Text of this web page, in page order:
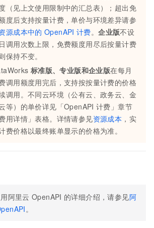
（见上文使用限制中的汇总表）；超出免
度后支持按量计费，单价与环境差异请参
源成本中的 OpenAPI 计费。企业版不设
调用次数上限，免费额度用尽后按量计费
保持不变。
标准版、专业版和企业版在每月
调用额度用完后，支持按按量计费的价格
调用。 不同云环境（公有云、政务云、金
等）的单价详见「OpenAPI 计费」章节
费用详情」表格。 详情请参见资源成本 ，实
费价格以最终账单显示的价格为准。
阿里云 OpenAPI 的详细介绍，请参见阿
。